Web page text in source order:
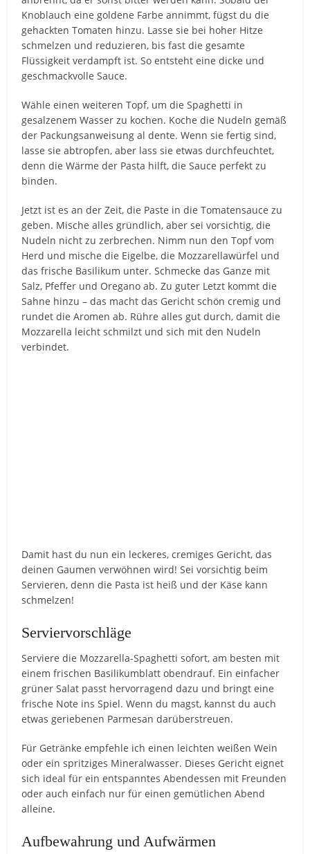
Knoblauch eine goldene Farbe annimmt, fügst du die
gehackten Tomaten hinzu. Lasse sie bei hoher Hitze
schmelzen und reduzieren, bis fast die gesamte
Flüssigkeit verdampft ist. So entsteht eine dicke und
geschmackvolle Sauce.
Wähle einen weiteren Topf, um die Spaghetti in
gesalzenem Wasser zu kochen. Koche die Nudeln gemäß
der Packungsanweisung al dente. Wenn sie fertig sind,
lasse sie abtropfen, aber lass sie etwas durchfeuchtet,
denn die Wärme der Pasta hilft, die Sauce perfekt zu
binden.
Jetzt ist es an der Zeit, die Paste in die Tomatensauce zu
geben. Mische alles gründlich, aber sei vorsichtig, die
Nudeln nicht zu zerbrechen. Nimm nun den Topf vom
Herd und mische die Eigelbe, die Mozzarellawürfel und
das frische Basilikum unter. Schmecke das Ganze mit
Salz, Pfeffer und Oregano ab. Zu guter Letzt kommt die
Sahne hinzu – das macht das Gericht schön cremig und
rundet die Aromen ab. Rühre alles gut durch, damit die
Mozzarella leicht schmilzt und sich mit den Nudeln
verbindet.
Damit hast du nun ein leckeres, cremiges Gericht, das
deinen Gaumen verwöhnen wird! Sei vorsichtig beim
Servieren, denn die Pasta ist heiß und der Käse kann
schmelzen!
Serviervorschläge
Serviere die Mozzarella-Spaghetti sofort, am besten mit
einem frischen Basilikumblatt obendrauf. Ein einfacher
grüner Salat passt hervorragend dazu und bringt eine
frische Note ins Spiel. Wenn du magst, kannst du auch
etwas geriebenen Parmesan darüberstreuen.
Für Getränke empfehle ich einen leichten weißen Wein
oder ein spritziges Mineralwasser. Dieses Gericht eignet
sich ideal für ein entspanntes Abendessen mit Freunden
oder auch einfach nur für einen gemütlichen Abend
alleine.
Aufbewahrung und Aufwärmen